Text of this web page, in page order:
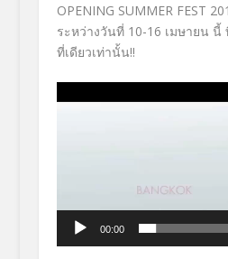
OPENING SUMMER FEST
ระหว่างวันที่ 10-16 เมษายน
ที่เดียวเท่านั้น!!
00:00